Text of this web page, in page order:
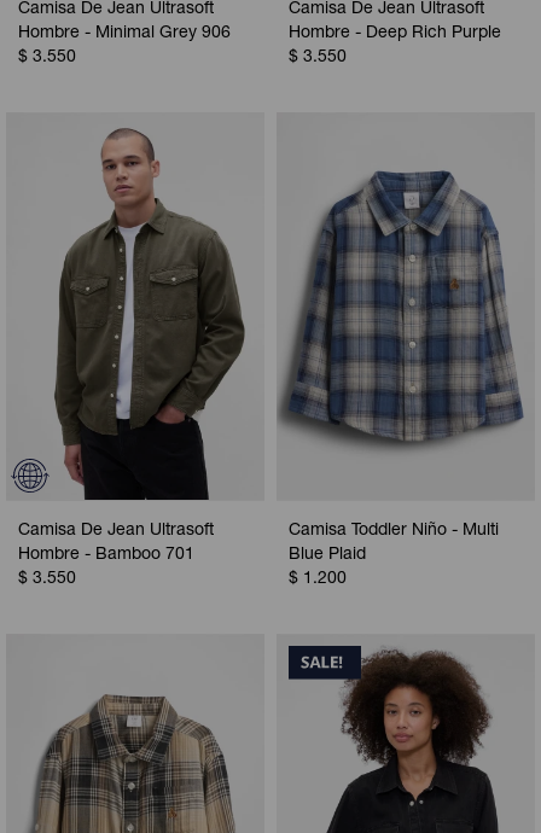
Camisa De Jean Ultrasoft
Hombre - Minimal Grey 906
$ 3.550
Camisa De Jean Ultrasoft
Hombre - Deep Rich Purple
$ 3.550
Camisa De Jean Ultrasoft
Hombre - Bamboo 701
$ 3.550
Camisa Toddler Niño - Multi
Blue Plaid
$ 1.200